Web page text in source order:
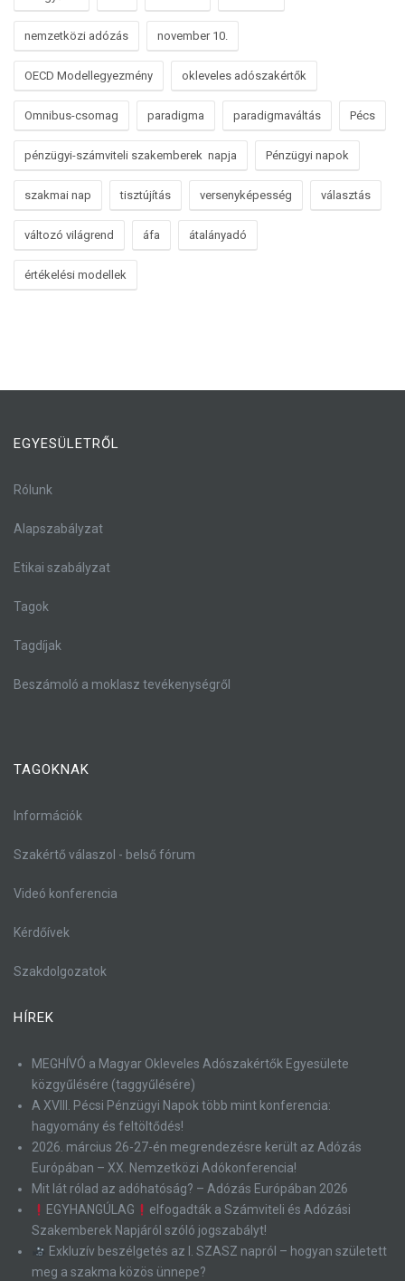
nemzetközi adózás november 10.
OECD Modellegyezmény okleveles adószakértők
Omnibus-csomag paradigma paradigmaváltás Pécs
pénzügyi-számviteli szakemberek napja Pénzügyi napok
szakmai nap tisztújítás versenyképesség választás
változó világrend áfa átalányadó
értékelési modellek
EGYESÜLETRŐL
Rólunk
Alapszabályzat
Etikai szabályzat
Tagok
Tagdíjak
Beszámoló a moklasz tevékenységről
TAGOKNAK
Információk
Szakértő válaszol - belső fórum
Videó konferencia
Kérdőívek
Szakdolgozatok
HÍREK
MEGHÍVÓ a Magyar Okleveles Adószakértők Egyesülete
közgyűlésére (taggyűlésére)
A XVIII. Pécsi Pénzügyi Napok több mint konferencia:
hagyomány és feltöltődés!
2026. március 26-27-én megrendezésre került az Adózás
Európában – XX. Nemzetközi Adókonferencia!
Mit lát rólad az adóhatóság? – Adózás Európában 2026
EGYHANGÚLAG
elfogadták a Számviteli és Adózási
Szakemberek Napjáról szóló jogszabályt!
Exkluzív beszélgetés az I. SZASZ napról – hogyan született
meg a szakma közös ünnepe?